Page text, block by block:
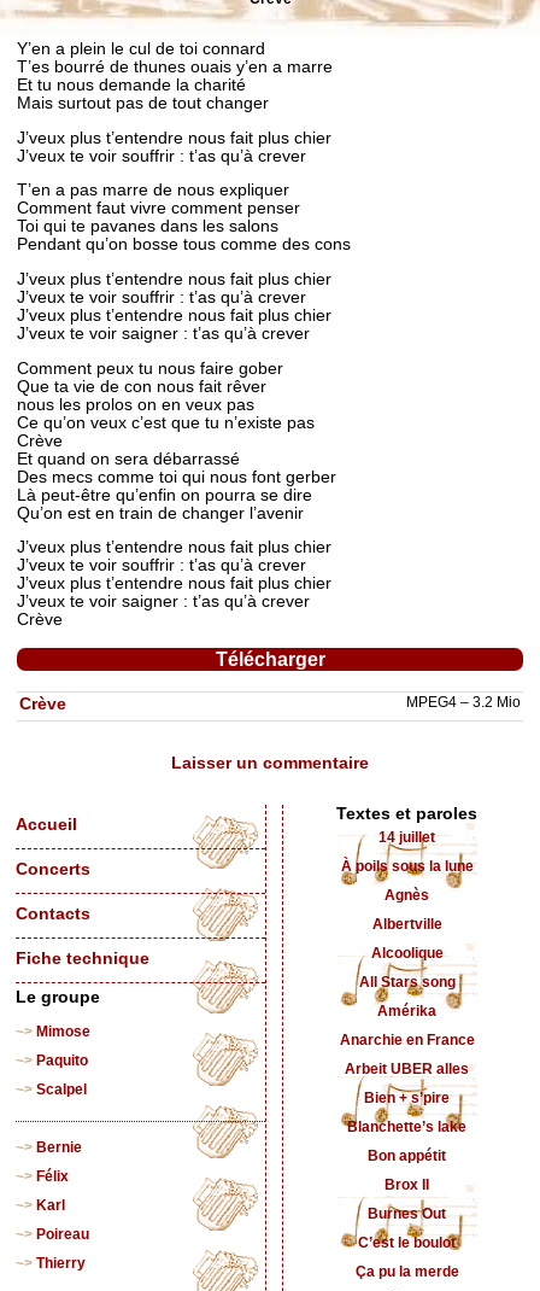
Y’en a plein le cul de toi connard
T’es bourré de thunes ouais y’en a marre
Et tu nous demande la charité
Mais surtout pas de tout changer
J’veux plus t’entendre nous fait plus chier
J’veux te voir souffrir : t’as qu’à crever
T’en a pas marre de nous expliquer
Comment faut vivre comment penser
Toi qui te pavanes dans les salons
Pendant qu’on bosse tous comme des cons
J’veux plus t’entendre nous fait plus chier
J’veux te voir souffrir : t’as qu’à crever
J’veux plus t’entendre nous fait plus chier
J’veux te voir saigner : t’as qu’à crever
Comment peux tu nous faire gober
Que ta vie de con nous fait rêver
nous les prolos on en veux pas
Ce qu’on veux c’est que tu n’existe pas
Crève
Et quand on sera débarrassé
Des mecs comme toi qui nous font gerber
Là peut-être qu’enfin on pourra se dire
Qu’on est en train de changer l’avenir
J’veux plus t’entendre nous fait plus chier
J’veux te voir souffrir : t’as qu’à crever
J’veux plus t’entendre nous fait plus chier
J’veux te voir saigner : t’as qu’à crever
Crève
Télécharger
MPEG4 – 3.2 Mio
Crève
Laisser un commentaire
Accueil
Concerts
Contacts
Fiche technique
Le groupe
Mimose
Paquito
Scalpel
Bernie
Félix
Karl
Poireau
Thierry
Textes et paroles
14 juillet
À poils sous la lune
Agnès
Albertville
Alcoolique
All Stars song
Amérika
Anarchie en France
Arbeit UBER alles
Bien + s’pire
Blanchette’s lake
Bon appétit
Brox II
Burnes Out
C’est le boulot
Ça pu la merde